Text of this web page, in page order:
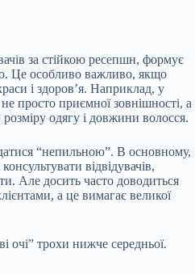
за стійкою ресепшн, формує
Це особливо важливо, якщо
і здоров’я. Наприклад, у
просто приємної зовнішності, а
одягу і довжини волосся.
“непильною”. В основному,
відвідувачів,
Але досить часто доводиться
а це вимагає великої
очі” трохи нижче середньої.